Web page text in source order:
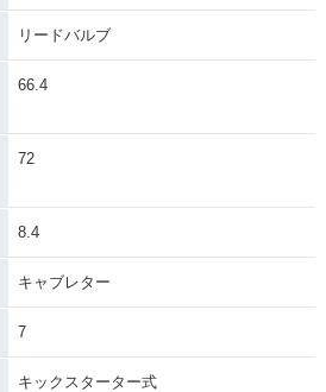
リードバルブ
66.4
72
8.4
キャブレター
7
キックスターター式